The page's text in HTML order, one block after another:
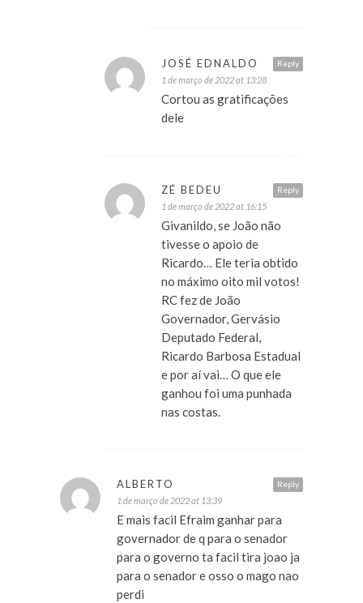
Reply
JOSÉ EDNALDO
1 de março de 2022 at 13:28
Cortou as gratificações
dele
Reply
ZÉ BEDEU
1 de março de 2022 at 16:15
Givanildo, se João não
tivesse o apoio de
Ricardo… Ele teria obtido
no máximo oito mil votos!
RC fez de João
Governador, Gervásio
Deputado Federal,
Ricardo Barbosa Estadual
e por aí vai… O que ele
ganhou foi uma punhada
nas costas.
Reply
ALBERTO
1 de março de 2022 at 13:39
E mais facil Efraim ganhar para
governador de q para o senador
para o governo ta facil tira joao ja
para o senador e osso o mago nao
perdi